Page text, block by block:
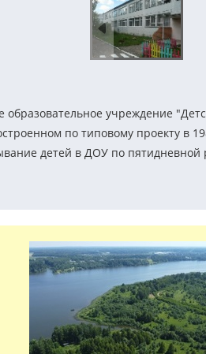
учреждение
по типовому проекту в
детей в ДОУ по